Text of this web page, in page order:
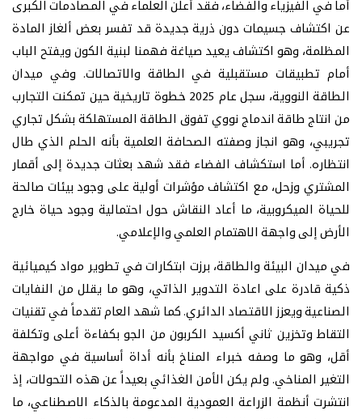
أما في الفيزياء والفضاء، فقد أعلن العلماء في المصادمات الكبرى
عن اكتشاف جسيمات دون ذرية جديدة قد تفسر بعض ألغاز المادة
المظلمة، وهو اكتشاف يعيد صياغة فهمنا لبنية الكون ويفتح الباب
أمام تطبيقات مستقبلية في الطاقة والاتصالات. وفي ميدان
الطاقة النووية، سجل عام 2025 خطوة تاريخية حين تمكنت التجارب
من انتاج طاقة اندماج نووي تفوق الطاقة المستهلكة بشكل تجاري
تجريبي، وهو انجاز وصفته الصحافة العلمية بأنه الحلم الذي طال
انتظاره. أما استكشاف الفضاء فقد شهد بعثات جديدة إلى أقمار
المشتري وزحل، مع اكتشاف مؤشرات أولية على وجود بيئات صالحة
للحياة الميكروبية، ما أعاد النقاش حول احتمالية وجود حياة خارج
الأرض إلى واجهة الاهتمام العلمي والإعلامي.
في ميدان البيئة والطاقة، برزت ابتكارات في تطوير مواد كيميائية
ذكية قادرة على اعادة التدوير الذاتي، وهو ما يقلل من النفايات
الصناعية ويعزز الاقتصاد الدائري. كما شهد العام تقدماً في تقنيات
التقاط وتخزين ثاني أكسيد الكربون من الجو بكفاءة أعلى وتكلفة
أقل، وهو ما وصفه خبراء المناخ بأنه أداة أساسية في مواجهة
التغير المناخي. ولم يكن الأمن الغذائي بعيداً عن هذه التحولات، إذ
انتشرت أنظمة الزراعة العمودية المدعومة بالذكاء الاصطناعي، ما